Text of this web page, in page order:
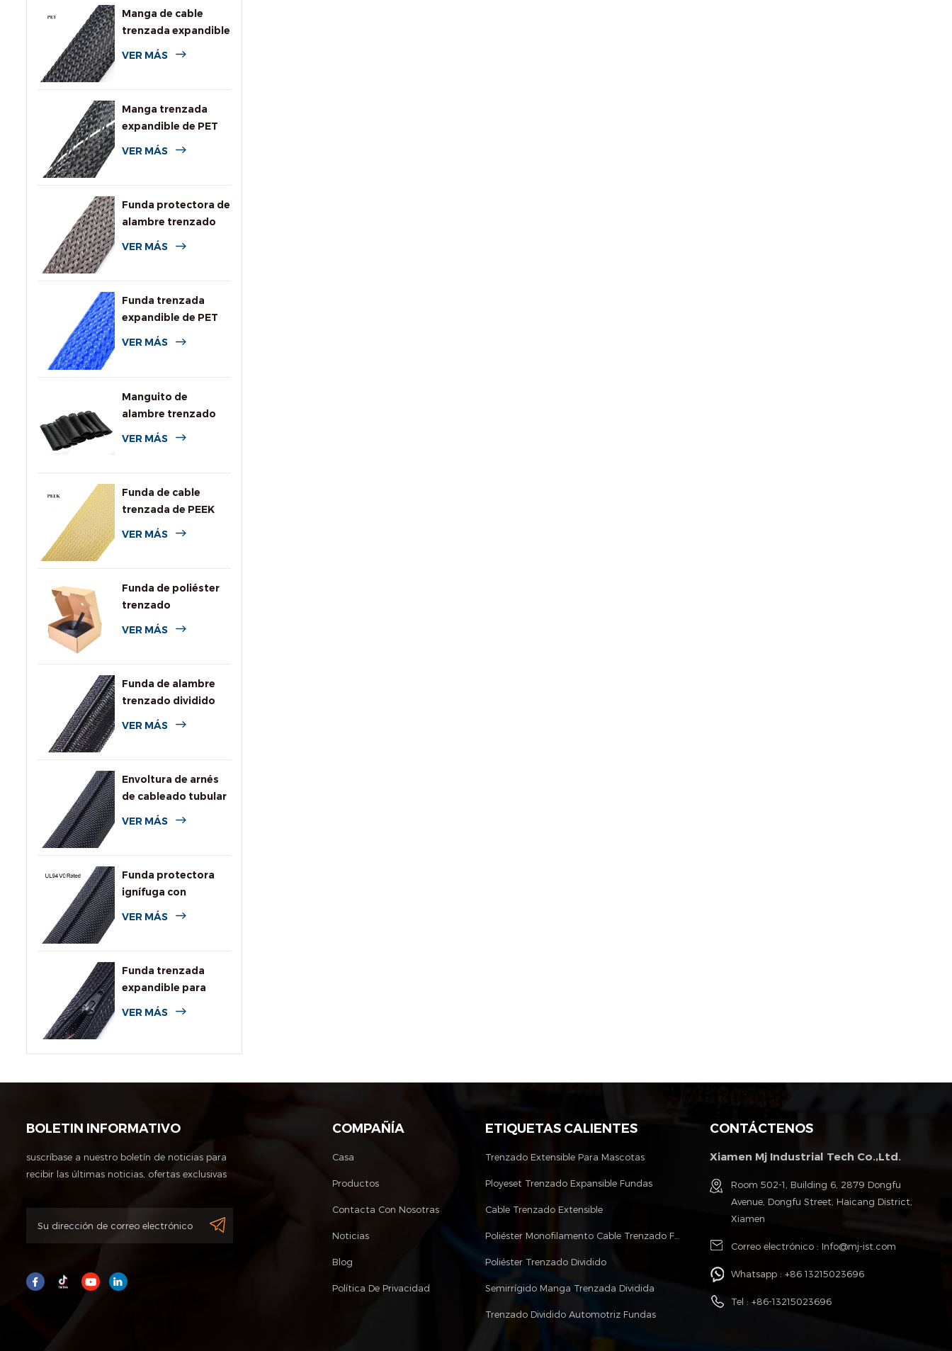
Manga de cable
trenzada expandible
de PET de uso
VER MÁS
Manga trenzada
expandible de PET
de alta resistencia a
VER MÁS
Funda protectora de
alambre trenzado
expandible
VER MÁS
Funda trenzada
expandible de PET
de colores para
VER MÁS
Manguito de
alambre trenzado
expansible de PPS
VER MÁS
Funda de cable
trenzada de PEEK
VER MÁS
Funda de poliéster
trenzado
personalizada con
VER MÁS
Funda de alambre
trenzado dividido
autoenvolvente
VER MÁS
Envoltura de arnés
de cableado tubular
dividida tejida
VER MÁS
Funda protectora
ignífuga con
clasificación UL94
VER MÁS
Funda trenzada
expandible para
cables con
VER MÁS
BOLETIN INFORMATIVO
suscríbase a nuestro boletín de noticias para
recibir las últimas noticias, ofertas exclusivas
COMPAÑÍA
Casa
Productos
Contacta Con Nosotras
Noticias
Blog
Política De Privacidad
ETIQUETAS CALIENTES
Trenzado Extensible Para Mascotas
Ployeset Trenzado Expansible Fundas
Cable Trenzado Extensible
Poliéster Monofilamento Cable Trenzado Fundas
Poliéster Trenzado Dividido
Semirrígido Manga Trenzada Dividida
Trenzado Dividido Automotriz Fundas
CONTÁCTENOS
Xiamen Mj Industrial Tech Co.,Ltd.
Room 502-1, Building 6, 2879 Dongfu
Avenue, Dongfu Street, Haicang District,
Xiamen
Correo electrónico : Info@mj-ist.com
Whatsapp :+86 13215023696
Tel :+86-13215023696